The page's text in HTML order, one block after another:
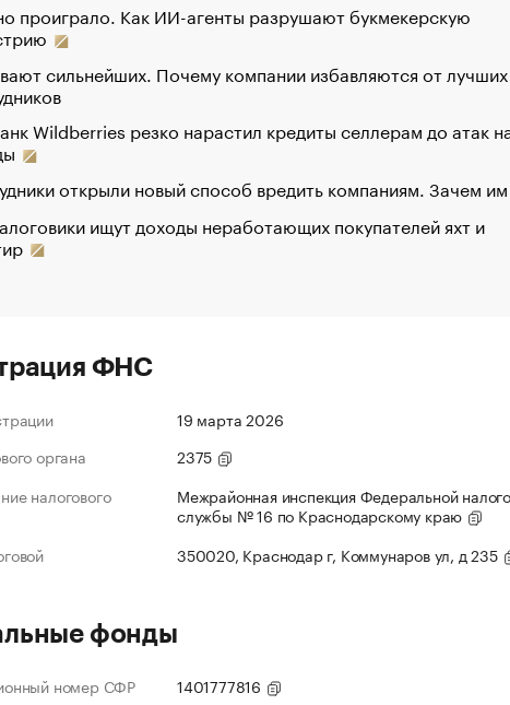
проиграло. Как ИИ-агенты разрушают букмекерскую
сильнейших. Почему компании избавляются от лучших
Wildberries резко нарастил кредиты селлерам до атак
открыли новый способ вредить компаниям. Зачем
ищут доходы неработающих покупателей яхт и
ФНС
19 марта 2026
органа
2375
налогового
Межрайонная инспекция Федеральной
службы № 16 по Краснодарскому краю
350020, Краснодар г, Коммунаров ул, д 235
фонды
номер СФР 1401777816